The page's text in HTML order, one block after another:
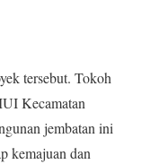
tersebut. Tokoh
Kecamatan
jembatan ini
kemajuan dan